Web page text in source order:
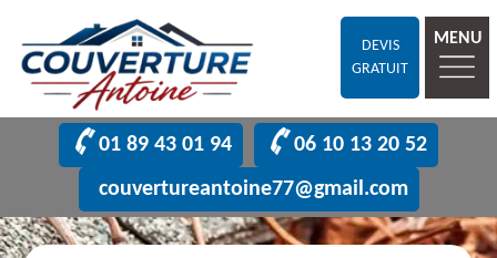
DEVIS
GRATUIT
MENU
01 89 43 01 94
06 10 13 20 52
couvertureantoine77@gmail.com